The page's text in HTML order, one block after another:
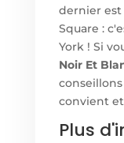
dernier
Square :
York ! Si
Noir Et
convient
Plus